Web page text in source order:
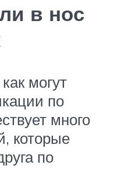
в нос
могут
по
много
которые
по